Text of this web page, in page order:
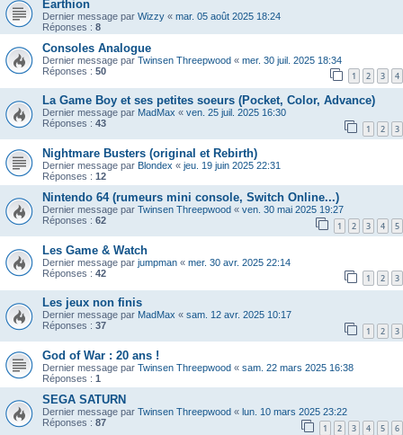
Earthion
Dernier message par Wizzy « mar. 05 août 2025 18:24
Réponses : 8
Consoles Analogue
Dernier message par Twinsen Threepwood « mer. 30 juil. 2025 18:34
Réponses : 50 1 2 3 4
La Game Boy et ses petites soeurs (Pocket, Color, Advance)
Dernier message par MadMax « ven. 25 juil. 2025 16:30
Réponses : 43 1 2 3
Nightmare Busters (original et Rebirth)
Dernier message par Blondex « jeu. 19 juin 2025 22:31
Réponses : 12
Nintendo 64 (rumeurs mini console, Switch Online...)
Dernier message par Twinsen Threepwood « ven. 30 mai 2025 19:27
Réponses : 62 1 2 3 4 5
Les Game & Watch
Dernier message par jumpman « mer. 30 avr. 2025 22:14
Réponses : 42 1 2 3
Les jeux non finis
Dernier message par MadMax « sam. 12 avr. 2025 10:17
Réponses : 37 1 2 3
God of War : 20 ans !
Dernier message par Twinsen Threepwood « sam. 22 mars 2025 16:38
Réponses : 1
SEGA SATURN
Dernier message par Twinsen Threepwood « lun. 10 mars 2025 23:22
Réponses : 87 1 2 3 4 5 6